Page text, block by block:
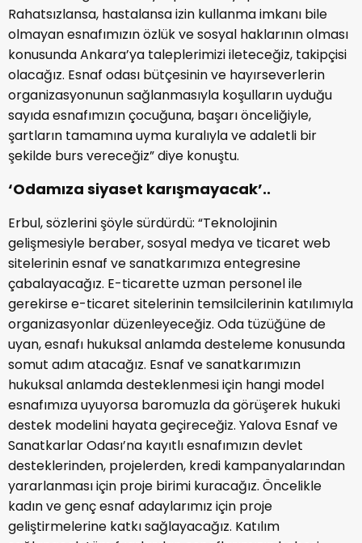
Rahatsızlansa, hastalansa izin kullanma imkanı bile
olmayan esnafımızın özlük ve sosyal haklarının olması
konusunda Ankara’ya taleplerimizi ileteceğiz, takipçisi
olacağız. Esnaf odası bütçesinin ve hayırseverlerin
organizasyonunun sağlanmasıyla koşulların uyduğu
sayıda esnafımızın çocuğuna, başarı önceliğiyle,
şartların tamamına uyma kuralıyla ve adaletli bir
şekilde burs vereceğiz” diye konuştu.
‘Odamıza siyaset karışmayacak’..
Erbul, sözlerini şöyle sürdürdü: “Teknolojinin
gelişmesiyle beraber, sosyal medya ve ticaret web
sitelerinin esnaf ve sanatkarımıza entegresine
çabalayacağız. E-ticarette uzman personel ile
gerekirse e-ticaret sitelerinin temsilcilerinin katılımıyla
organizasyonlar düzenleyeceğiz. Oda tüzüğüne de
uyan, esnafı hukuksal anlamda desteleme konusunda
somut adım atacağız. Esnaf ve sanatkarımızın
hukuksal anlamda desteklenmesi için hangi model
esnafımıza uyuyorsa baromuzla da görüşerek hukuki
destek modelini hayata geçireceğiz. Yalova Esnaf ve
Sanatkarlar Odası’na kayıtlı esnafımızın devlet
desteklerinden, projelerden, kredi kampanyalarından
yararlanması için proje birimi kuracağız. Öncelikle
kadın ve genç esnaf adaylarımız için proje
geliştirmelerine katkı sağlayacağız. Katılım